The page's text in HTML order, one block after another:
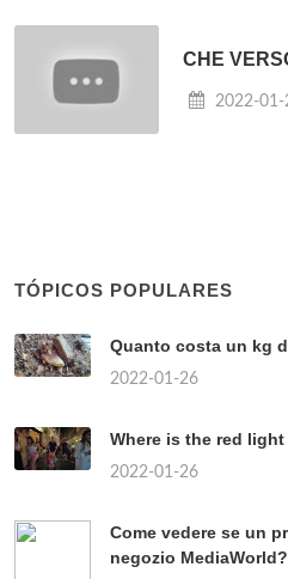
CHE
2022-01-
TÓPICOS POPULARES
Quanto costa un kg
2022-01-26
Where is the red light
2022-01-26
Come vedere se un
negozio MediaWorld?